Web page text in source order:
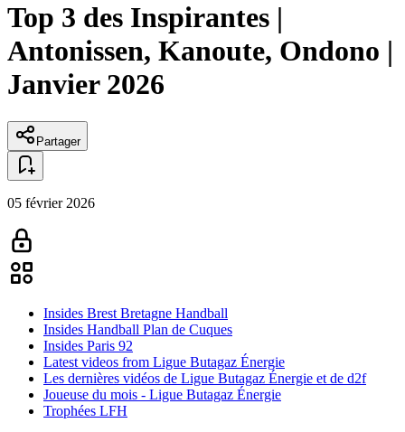
Top 3 des Inspirantes |
Antonissen, Kanoute, Ondono |
Janvier 2026
Partager
05 février 2026
Insides Brest Bretagne Handball
Insides Handball Plan de Cuques
Insides Paris 92
Latest videos from Ligue Butagaz Énergie
Les dernières vidéos de Ligue Butagaz Énergie et de d2f
Joueuse du mois - Ligue Butagaz Énergie
Trophées LFH